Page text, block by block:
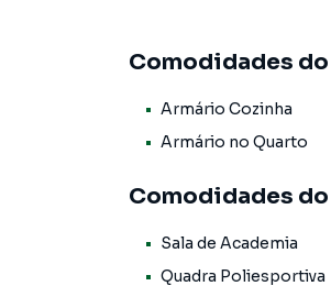
churrasqueira, piscina,
A localização do imóvel
apartamento uma opção
Não perca a chance de
Comodidades
Armário Cozinha
Armário no Quarto
Comodidades
Sala de Academia
Quadra Poliesportiva